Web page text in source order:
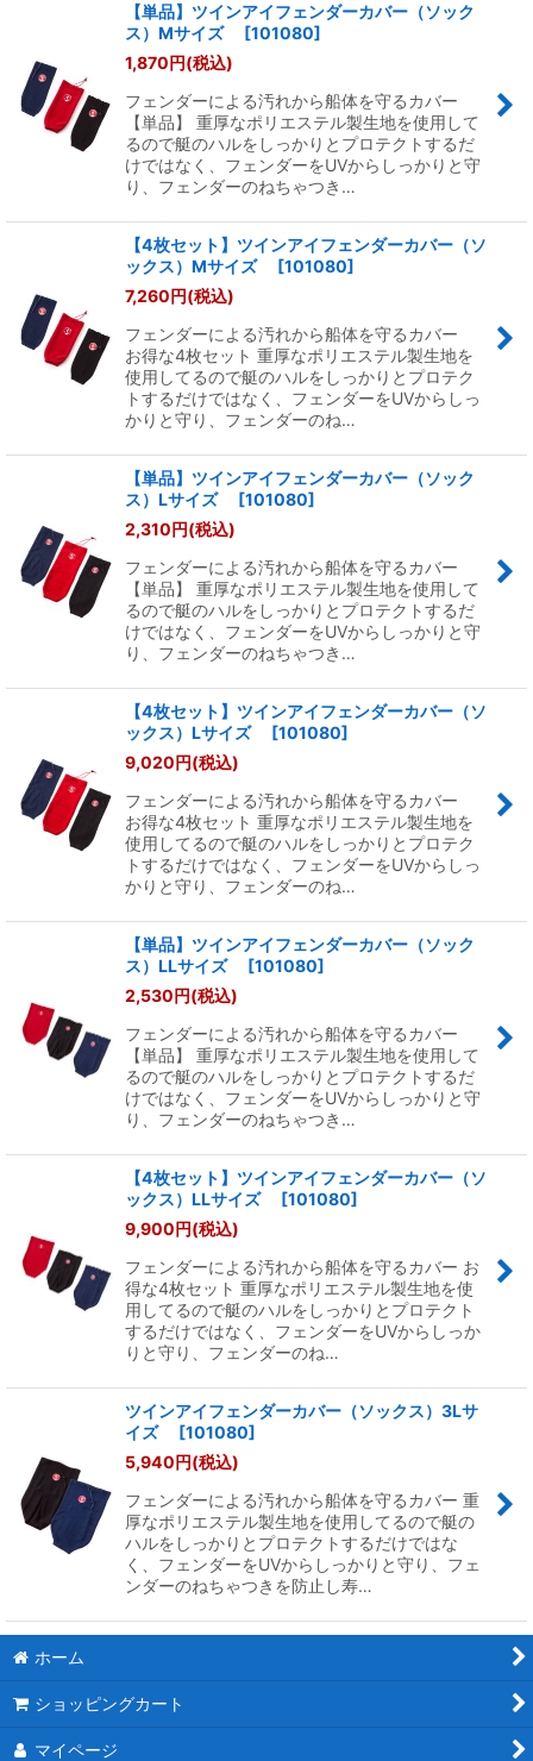
絞り込む
【単品】ツインアイフェンダーカバー（ソック
ス）Mサイズ
[101080]
1,870円(税込)
フェンダーによる汚れから船体を守るカバー
【単品】 重厚なポリエステル製生地を使用して
るので艇のハルをしっかりとプロテクトするだ
けではなく、フェンダーをUVからしっかりと守
り、フェンダーのねちゃつき…
【4枚セット】ツインアイフェンダーカバー（ソ
ックス）Mサイズ
[101080]
7,260円(税込)
フェンダーによる汚れから船体を守るカバー
お得な4枚セット 重厚なポリエステル製生地を
使用してるので艇のハルをしっかりとプロテク
トするだけではなく、フェンダーをUVからしっ
かりと守り、フェンダーのね…
【単品】ツインアイフェンダーカバー（ソック
ス）Lサイズ
[101080]
2,310円(税込)
フェンダーによる汚れから船体を守るカバー
【単品】 重厚なポリエステル製生地を使用して
るので艇のハルをしっかりとプロテクトするだ
けではなく、フェンダーをUVからしっかりと守
り、フェンダーのねちゃつき…
【4枚セット】ツインアイフェンダーカバー（ソ
ックス）Lサイズ
[101080]
9,020円(税込)
フェンダーによる汚れから船体を守るカバー
お得な4枚セット 重厚なポリエステル製生地を
使用してるので艇のハルをしっかりとプロテク
トするだけではなく、フェンダーをUVからしっ
かりと守り、フェンダーのね…
【単品】ツインアイフェンダーカバー（ソック
ス）LLサイズ
[101080]
2,530円(税込)
フェンダーによる汚れから船体を守るカバー
【単品】 重厚なポリエステル製生地を使用して
るので艇のハルをしっかりとプロテクトするだ
けではなく、フェンダーをUVからしっかりと守
り、フェンダーのねちゃつき…
【4枚セット】ツインアイフェンダーカバー（ソ
ックス）LLサイズ
[101080]
9,900円(税込)
フェンダーによる汚れから船体を守るカバー お
得な4枚セット 重厚なポリエステル製生地を使
用してるので艇のハルをしっかりとプロテクト
するだけではなく、フェンダーをUVからしっか
りと守り、フェンダーのね…
ツインアイフェンダーカバー（ソックス）3Lサ
イズ
[101080]
5,940円(税込)
フェンダーによる汚れから船体を守るカバー 重
厚なポリエステル製生地を使用してるので艇の
ハルをしっかりとプロテクトするだけではな
く、フェンダーをUVからしっかりと守り、フェ
ンダーのねちゃつきを防止し寿…
ホーム
ショッピングカート
マイページ